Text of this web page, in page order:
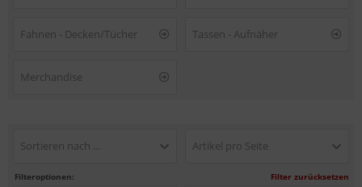
Fahnen - Decken/Tücher Tassen - Aufnäher
Merchandise
Sortieren nach ... Artikel pro Seite
Filteroptionen: Filter zurücksetzen